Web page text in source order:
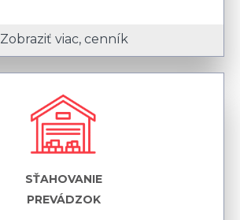
Zobraziť viac, cenník
SŤAHOVANIE
PREVÁDZOK